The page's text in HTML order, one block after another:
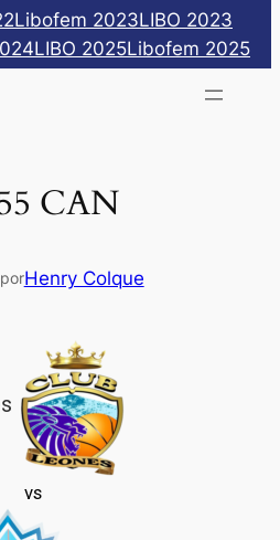
Libofem 2023LIBO 2023
LIBO 2025Libofem 2025
CAN
porHenry Colque
vs